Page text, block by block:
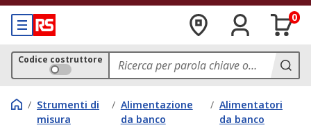
0
Codice costruttore
/ Strumenti di
misura
/ Alimentazione
da banco
/ Alimentatori
da banco